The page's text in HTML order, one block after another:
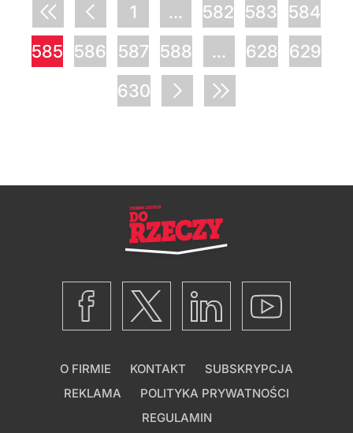
1 ... 582 583
584
585
586 587 588 ... 628
629
630
O FIRMIE KONTAKT
SUBSKRYPCJA
REKLAMA
POLITYKA PRYWATNOŚCI
REGULAMIN